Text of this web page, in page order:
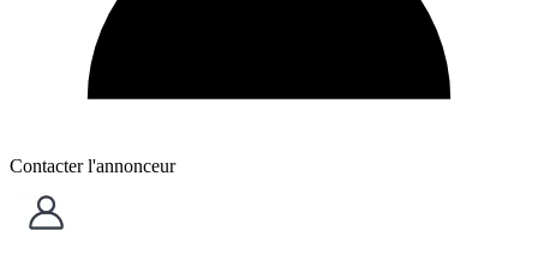
Contacter l'annonceur